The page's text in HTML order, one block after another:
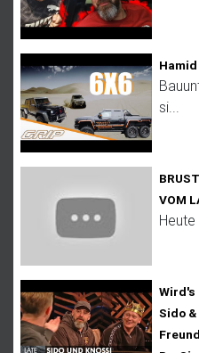
si...
VOM
Heute
Wird's
Sido